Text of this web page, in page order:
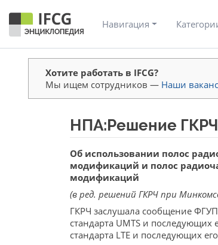
Навигация
Хотите работать в IFCG?
Мы ищем сотрудников — Наши
НПА:Решение ГКРЧ
Перейти к:навигация,поиск
Об использовании полос
модификаций и полос
модификаций
(в ред. решений ГКРЧ при
ГКРЧ заслушала сообщение
стандарта UMTS и
стандарта LTE и последующих